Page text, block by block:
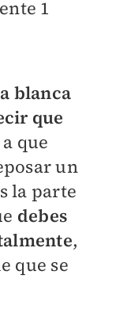
1
blanca
que
que
un
la parte
debes
,
que se